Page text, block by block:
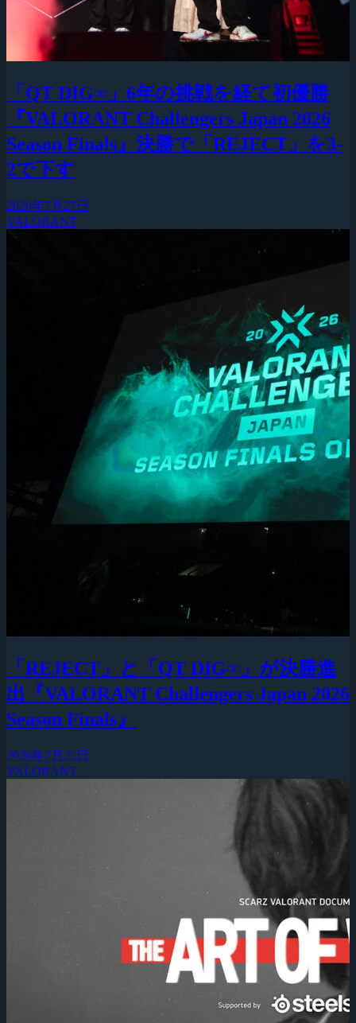
「QT DIG∞」6年の挑戦を経て初優勝
『VALORANT Challengers Japan 2026
Season Finals』決勝で「REJECT」を3-
2で下す
2026年7月27日
VALORANT
「REJECT」と「QT DIG∞」が決勝進
出『VALORANT Challengers Japan 2026
Season Finals』
2026年7月25日
VALORANT